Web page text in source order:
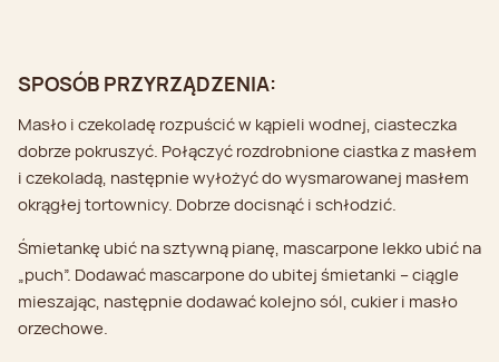
SPOSÓB PRZYRZĄDZENIA:
Masło i czekoladę rozpuścić w kąpieli wodnej, ciasteczka
dobrze pokruszyć. Połączyć rozdrobnione ciastka z masłem
i czekoladą, następnie wyłożyć do wysmarowanej masłem
okrągłej tortownicy. Dobrze docisnąć i schłodzić.
Śmietankę ubić na sztywną pianę, mascarpone lekko ubić na
„puch”. Dodawać mascarpone do ubitej śmietanki – ciągle
mieszając, następnie dodawać kolejno sól, cukier i masło
orzechowe.